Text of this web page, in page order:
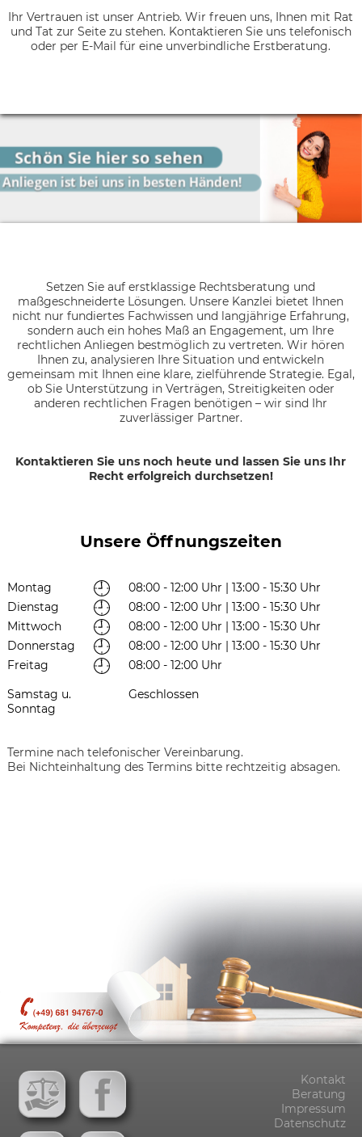
Ihr Vertrauen ist unser Antrieb. Wir freuen uns, Ihnen mit Rat
und Tat zur Seite zu stehen. Kontaktieren Sie uns telefonisch
oder per E-Mail für eine unverbindliche Erstberatung.
Schön Sie hier so sehen
Anliegen ist bei uns in besten Händen!
Setzen Sie auf erstklassige Rechtsberatung und
maßgeschneiderte Lösungen. Unsere Kanzlei bietet Ihnen
nicht nur fundiertes Fachwissen und langjährige Erfahrung,
sondern auch ein hohes Maß an Engagement, um Ihre
rechtlichen Anliegen bestmöglich zu vertreten. Wir hören
Ihnen zu, analysieren Ihre Situation und entwickeln
gemeinsam mit Ihnen eine klare, zielführende Strategie. Egal,
ob Sie Unterstützung in Verträgen, Streitigkeiten oder
anderen rechtlichen Fragen benötigen – wir sind Ihr
zuverlässiger Partner.
Kontaktieren Sie uns noch heute und lassen Sie uns Ihr
Recht erfolgreich durchsetzen!
Unsere Öffnungszeiten
Montag
08:00 - 12:00 Uhr | 13:00 - 15:30 Uhr
Dienstag
08:00 - 12:00 Uhr | 13:00 - 15:30 Uhr
Mittwoch
08:00 - 12:00 Uhr | 13:00 - 15:30 Uhr
Donnerstag
08:00 - 12:00 Uhr | 13:00 - 15:30 Uhr
Freitag
08:00 - 12:00 Uhr
Samstag u.
Sonntag
Geschlossen
Termine nach telefonischer Vereinbarung.
Bei Nichteinhaltung des Termins bitte rechtzeitig absagen.
Kontakt
Beratung
Impressum
Datenschutz